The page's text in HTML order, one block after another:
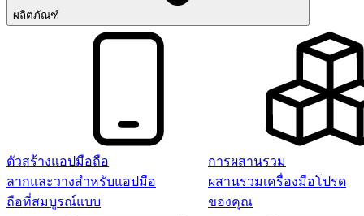
ผลิตภัณฑ์
ตัวสร้างแอปมือถือ
ลากและวางสำหรับแอปมือ
ถือที่สมบูรณ์แบบ
การผสานรวม
ผสานรวมเครื่องมือโปรด
ของคุณ